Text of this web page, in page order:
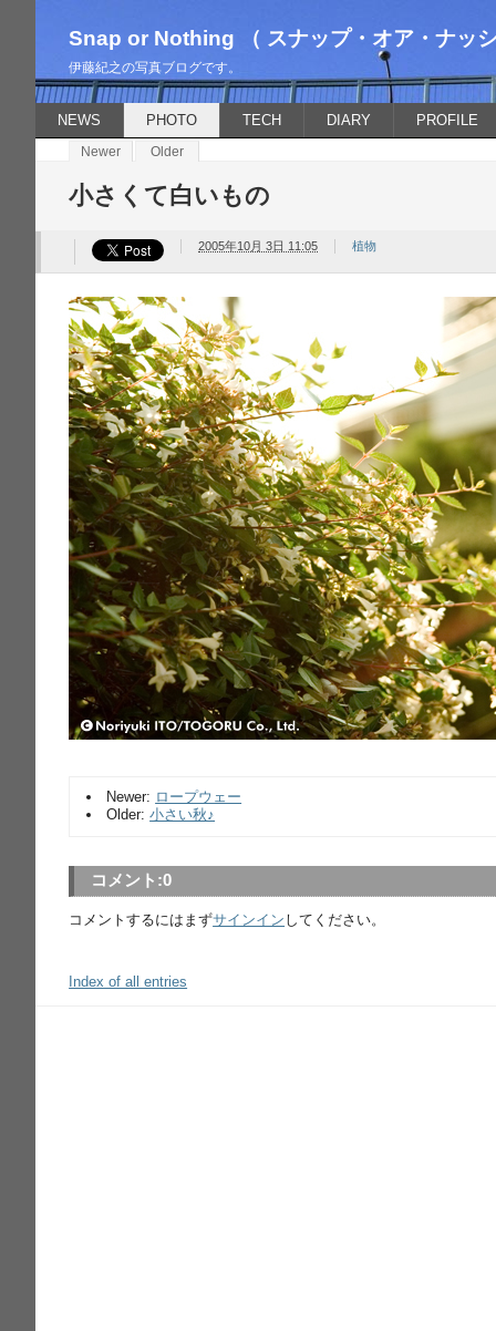
Snap or Nothing （ スナップ・オア・ナッ
伊藤紀之の写真ブログです。
NEWS PHOTO TECH DIARY PROFILE
Newer Older
小さくて白いもの
2005年10月 3日 11:05 植物
Newer: ロープウェー
Older:小さい秋♪
コメント:0
コメントするにはまずサインイン してください。
Index of all entries